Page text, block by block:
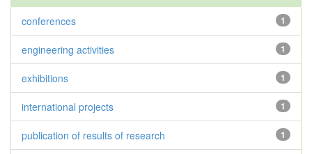
1
conferences
1
engineering activities
1
exhibitions
1
international projects
1
publication of results of research